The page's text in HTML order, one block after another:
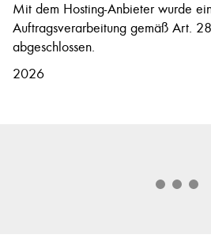
Mit dem Hosting-Anbieter wurde
Auftragsverarbeitung gemäß Art.
abgeschlossen.
2026